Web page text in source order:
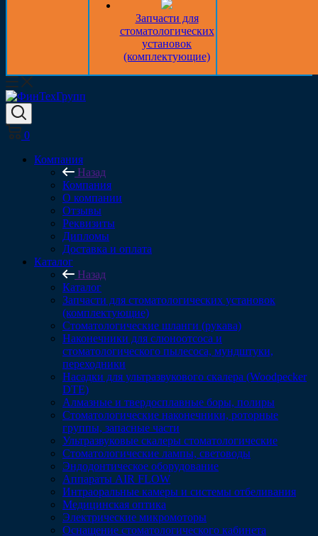
Запчасти для
стоматологических
установок
(комплектующие)
0
Компания
Назад
Компания
О компании
Отзывы
Реквизиты
Дипломы
Доставка и оплата
Каталог
Назад
Каталог
Запчасти для стоматологических установок
(комплектующие)
Стоматологические шланги (рукава)
Наконечники для слюноотсоса и
стоматологического пылесоса, мундштуки,
переходники
Насадки для ультразвукового скалера (Woodpecker
DTE)
Алмазные и твердосплавные боры, полиры
Стоматологические наконечники, роторные
группы, запасные части
Ультразвуковые скалеры стоматологические
Стоматологические лампы, световоды
Эндодонтическое оборудование
Аппараты AIR FLOW
Интраоральные камеры и системы отбеливания
Медицинская оптика
Электрические микромоторы
Оснащение стоматологического кабинета